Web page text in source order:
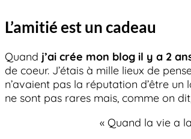
L’amitié est un cadeau
Quand j’ai crée mon blog il y a 2
de coeur. J’étais à mille lieux de
n’avaient pas la réputation d’être
ne sont pas rares mais, comme on
« Quand la vie a